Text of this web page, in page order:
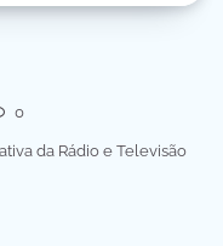
0
da Rádio e Televisão